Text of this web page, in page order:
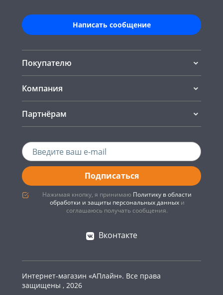
Написать сообщение
Покупателю
Компания
Партнёрам
Подписаться
Нажимая кнопку, я принимаю Политику в области
обработки и защиты персональных данныхи
соглашаюсь получать сообщения.
Вконтакте
Интернет-магазин «АПлайн». Все права
защищены , 2026